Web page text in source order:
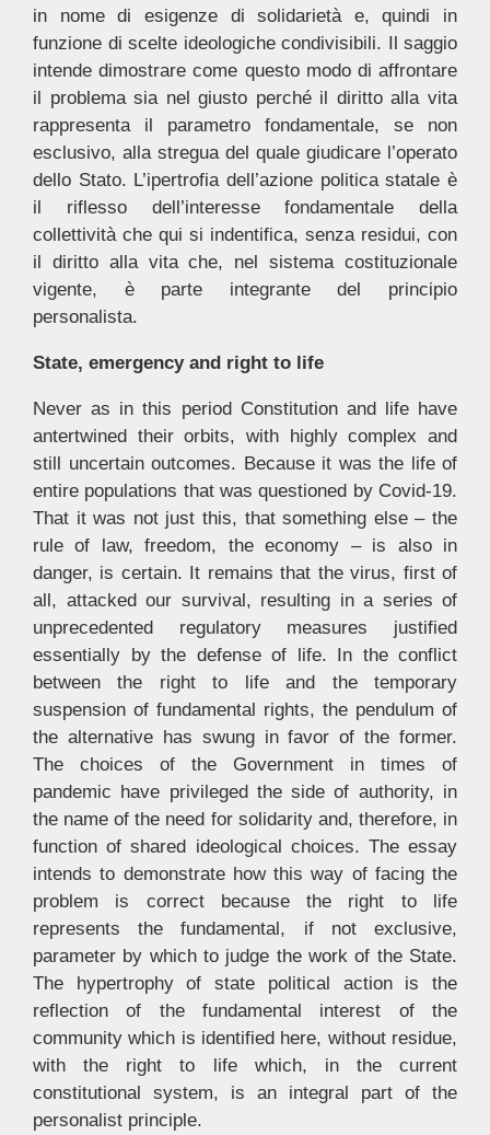
in nome di esigenze di solidarietà e, quindi in
funzione di scelte ideologiche condivisibili. Il saggio
intende dimostrare come questo modo di affrontare
il problema sia nel giusto perché il diritto alla vita
rappresenta il parametro fondamentale, se non
esclusivo, alla stregua del quale giudicare l’operato
dello Stato. L’ipertrofia dell’azione politica statale è
il riflesso dell’interesse fondamentale della
collettività che qui si indentifica, senza residui, con
il diritto alla vita che, nel sistema costituzionale
vigente, è parte integrante del principio
personalista.
State, emergency and right to life
Never as in this period Constitution and life have
antertwined their orbits, with highly complex and
still uncertain outcomes. Because it was the life of
entire populations that was questioned by Covid-19.
That it was not just this, that something else – the
rule of law, freedom, the economy – is also in
danger, is certain. It remains that the virus, first of
all, attacked our survival, resulting in a series of
unprecedented regulatory measures justified
essentially by the defense of life. In the conflict
between the right to life and the temporary
suspension of fundamental rights, the pendulum of
the alternative has swung in favor of the former.
The choices of the Government in times of
pandemic have privileged the side of authority, in
the name of the need for solidarity and, therefore, in
function of shared ideological choices. The essay
intends to demonstrate how this way of facing the
problem is correct because the right to life
represents the fundamental, if not exclusive,
parameter by which to judge the work of the State.
The hypertrophy of state political action is the
reflection of the fundamental interest of the
community which is identified here, without residue,
with the right to life which, in the current
constitutional system, is an integral part of the
personalist principle.